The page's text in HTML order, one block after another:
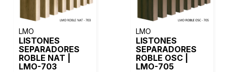
LMO
LISTONES
SEPARADORES
ROBLE NAT |
LMO-703
LMO
LISTONES
SEPARADORES
ROBLE OSC |
LMO-705